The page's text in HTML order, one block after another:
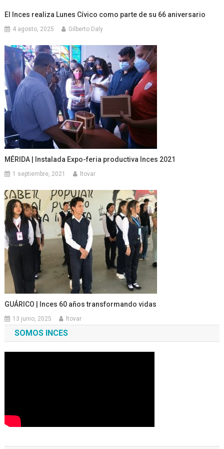
El Inces realiza Lunes Cívico como parte de su 66 aniversario
4 agosto, 2025 Gilberto Daly
MÉRIDA | Instalada Expo-feria productiva Inces 2021
1 septiembre, 2021 ltovar
GUÁRICO | Inces 60 años transformando vidas
13 junio, 2025 ltovar
SOMOS INCES